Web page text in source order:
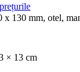
x 130 mm, otel,
× 13 cm